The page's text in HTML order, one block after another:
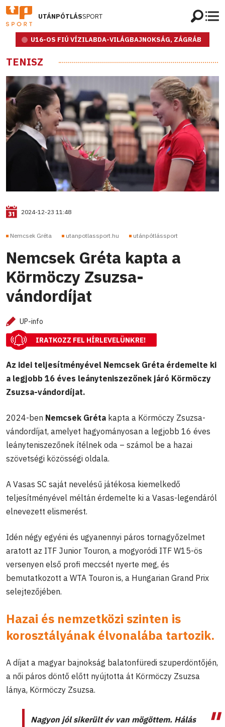
UTÁNPÓTLÁSSPORT
U16-OS FIÚ VÍZILABDA-VILÁGBAJNOKSÁG, ZÁGRÁB
TENISZ
2024-12-23 11:48
Nemcsek Gréta utanpotlassport.hu utánpótlássport
Nemcsek Gréta kapta a
Körmöczy Zsuzsa-
vándordíjat
UP-info
IRATKOZZ FEL HÍRLEVELÜNKRE!
Az idei teljesítményével Nemcsek Gréta érdemelte ki
a legjobb 16 éves leányteniszezőnek járó Körmöczy
Zsuzsa-vándordíjat.
2024-ben Nemcsek Gréta kapta a Körmöczy Zsuzsa-
vándordíjat, amelyet hagyományosan a legjobb 16 éves
leányteniszezőnek ítélnek oda – számol be a hazai
szövetségi közösségi oldala.
A Vasas SC saját nevelésű játékosa kiemelkedő
teljesítményével méltán érdemelte ki a Vasas-legendáról
elnevezett elismerést.
Idén négy egyéni és ugyanennyi páros tornagyőzelmet
aratott az ITF Junior Touron, a mogyoródi ITF W15-ös
versenyen első profi meccsét nyerte meg, és
bemutatkozott a WTA Touron is, a Hungarian Grand Prix
selejtezőjében.
Hazai és nemzetközi szinten is
korosztályának élvonalába tartozik.
A díjat a magyar bajnokság balatonfüredi szuperdöntőjén,
a női páros döntő előtt nyújtotta át Körmöczy Zsuzsa
lánya, Körmöczy Zsuzsa.
Nagyon jól sikerült év van mögöttem. Hálás